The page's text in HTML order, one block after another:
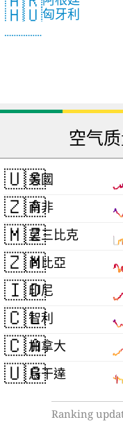
🇭🇺匈牙利
空气
🇺🇸
美國
🇿🇦
南非
🇲🇿莫三比克
🇿🇲尚比亞
🇮🇩
印尼
🇨🇱
智利
🇨🇦加拿大
🇺🇬烏干達
Ranking